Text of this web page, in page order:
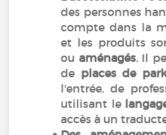
des personnes
compte dans la
et les produits
ou aménagés. Il
de places de
l'entrée, de
utilisant le
accès à un